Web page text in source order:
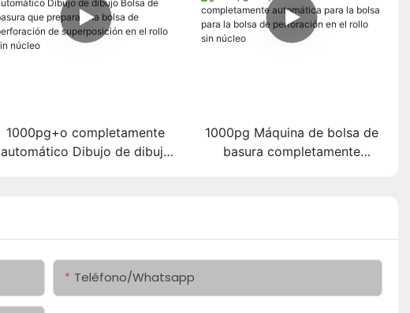
1000pg+o completamente
automático Dibujo de dibujo
1000pg Máquina de bolsa de
basura completamente
Teléfono/whatsapp